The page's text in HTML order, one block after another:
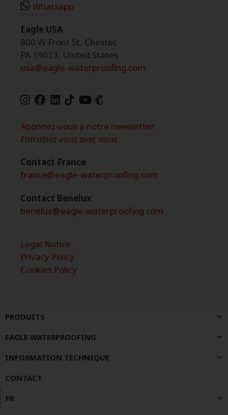
Whatsapp
Eagle USA
800 W Front St, Chester,
PA 19013, United States
usa@eagle-waterproofing.com
Abonnez-vous à notre newsletter
Entraînez-vous avec nous
Contact France
france@eagle-waterproofing.com
Contact Benelux
benelux@eagle-waterproofing.com
Legal Notice
Privacy Policy
Cookies Policy
PRODUITS
EAGLE WATERPROOFING
INFORMATION TECHNIQUE
CONTACT
FR